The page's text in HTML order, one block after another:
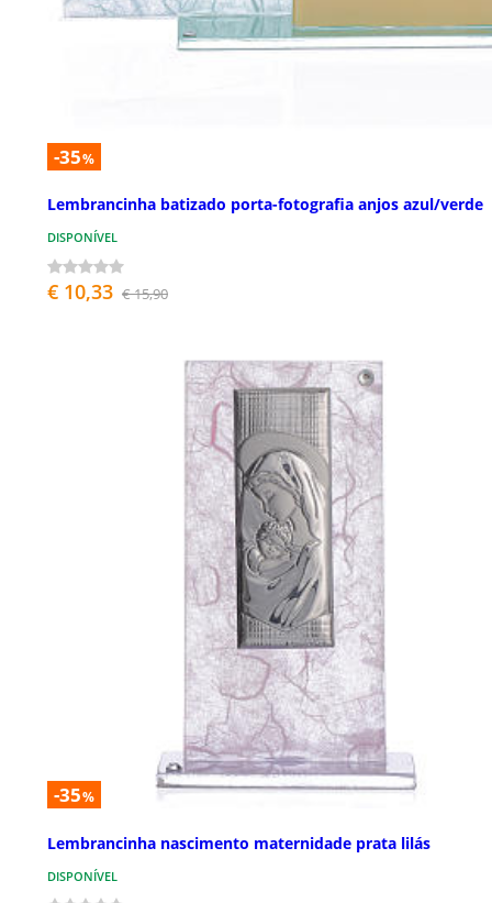
-35%
Lembrancinha batizado porta-fotografia anjos azul/verde
DISPONÍVEL
€ 10,33 € 15,90
-35%
Lembrancinha nascimento maternidade prata lilás
DISPONÍVEL